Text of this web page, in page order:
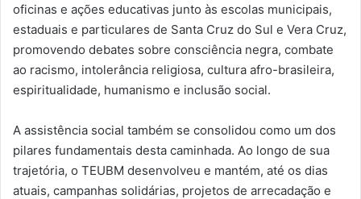
oficinas e ações educativas junto às escolas municipais,
estaduais e particulares de Santa Cruz do Sul e Vera Cruz,
promovendo debates sobre consciência negra, combate
ao racismo, intolerância religiosa, cultura afro-brasileira,
espiritualidade, humanismo e inclusão social.
A assistência social também se consolidou como um dos
pilares fundamentais desta caminhada. Ao longo de sua
trajetória, o TEUBM desenvolveu e mantém, até os dias
atuais, campanhas solidárias, projetos de arrecadação e